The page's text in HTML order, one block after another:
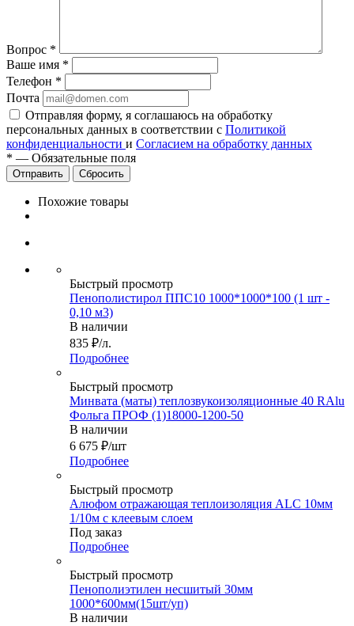
Вопрос *
Ваше имя *
Телефон *
Почта
Отправляя форму, я соглашаюсь на обработку
персональных данных в соответствии с Политикой
конфиденциальности и Согласием на обработку данных
* — Обязательные поля
Сбросить
Похожие товары
Быстрый просмотр
Пенополистирол ППС10 1000*1000*100 (1 шт -
0,10 м3)
В наличии
835 ₽/л.
Подробнее
Быстрый просмотр
Минвата (маты) теплозвукоизоляционные 40 RAlu
Фольга ПРОФ (1)18000-1200-50
В наличии
6 675 ₽/шт
Подробнее
Быстрый просмотр
Алюфом отражающая теплоизоляция ALC 10мм
1/10м с клеевым слоем
Под заказ
Подробнее
Быстрый просмотр
Пенополиэтилен несшитый 30мм
1000*600мм(15шт/уп)
В наличии